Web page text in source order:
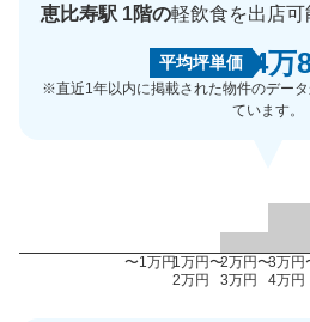
恵比寿駅 1階の軽飲食を出店
平均坪単価 4万
※直近1年以内に掲載された物件のデー
ています。
〜1万円1万円〜
2万円
2万円〜
3万円
3万円
4万円